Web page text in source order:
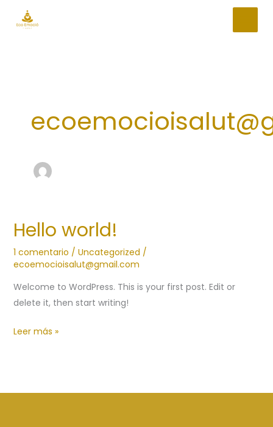
Hello world!
1 comentario / Uncategorized /
ecoemocioisalut@gmail.com
Welcome to WordPress. This is your first post. Edit or
delete it, then start writing!
Hello
Leer más »